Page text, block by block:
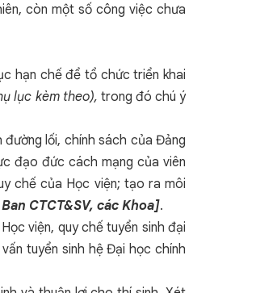
còn một số công việc chưa
hạn chế để tổ chức triển khai
lục kèm theo), trong đó chú ý
lối, chính sách của Đảng
đạo đức cách mạng của viên
chế của Học viện; tạo ra môi
CTCT&SV, các Khoa].
viện, quy chế tuyển sinh đại
tuyển sinh hệ Đại học chính